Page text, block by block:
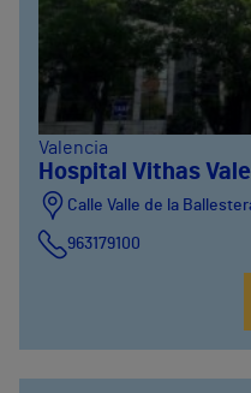
Valencia
Hospital Vithas
Calle Valle de la
963179100